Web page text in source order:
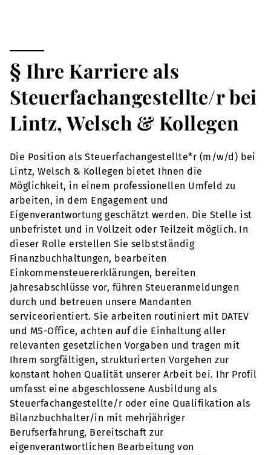
§ Ihre Karriere als
Steuerfachangestellte/r bei
Lintz, Welsch & Kollegen
Die Position als Steuerfachangestellte*r (m/w/d) bei
Lintz, Welsch & Kollegen bietet Ihnen die
Möglichkeit, in einem professionellen Umfeld zu
arbeiten, in dem Engagement und
Eigenverantwortung geschätzt werden. Die Stelle ist
unbefristet und in Vollzeit oder Teilzeit möglich. In
dieser Rolle erstellen Sie selbstständig
Finanzbuchhaltungen, bearbeiten
Einkommensteuererklärungen, bereiten
Jahresabschlüsse vor, führen Steueranmeldungen
durch und betreuen unsere Mandanten
serviceorientiert. Sie arbeiten routiniert mit DATEV
und MS-Office, achten auf die Einhaltung aller
relevanten gesetzlichen Vorgaben und tragen mit
Ihrem sorgfältigen, strukturierten Vorgehen zur
konstant hohen Qualität unserer Arbeit bei. Ihr Profil
umfasst eine abgeschlossene Ausbildung als
Steuerfachangestellte/r oder eine Qualifikation als
Bilanzbuchhalter/in mit mehrjähriger
Berufserfahrung, Bereitschaft zur
eigenverantwortlichen Bearbeitung von